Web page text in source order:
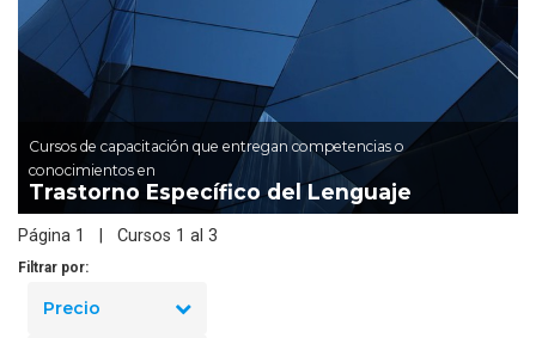
Cursos de capacitación que entregan competencias o
conocimientos en
Trastorno Específico del Lenguaje
Página 1 | Cursos 1 al 3
Filtrar por:
Precio